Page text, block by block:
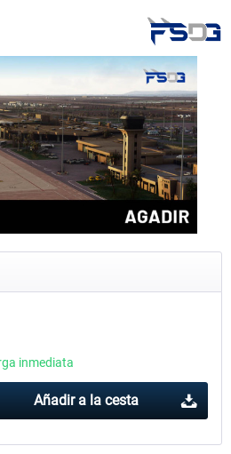
Aerosoft Airport Cologne/
inmediata
Añadir a la cesta